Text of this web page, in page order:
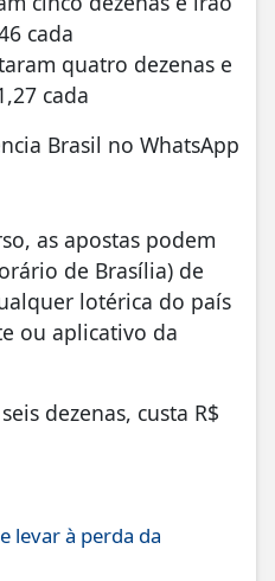
cada
quatro dezenas e
cada
Brasil no WhatsApp
as apostas podem
de Brasília) de
lotérica do país
ou aplicativo da
dezenas, custa R$
levar à perda da